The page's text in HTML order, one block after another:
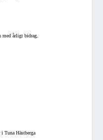
med årligt bidrag.
Tuna Hästberga